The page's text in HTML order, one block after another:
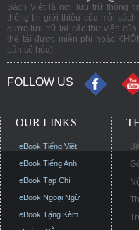
Sách Việt là nơi lưu trữ thông
thông tin giới thiệu của mỗi
được lưu trữ tại các thư viện
thể tải được miễn phí hoặc
bản số hóa).
FOLLOW US
OUR LINKS
eBook Tiếng Việt
eBook Tiếng Anh
eBook Tạp Chí
eBook Ngoại Ngữ
eBook Tặng Kèm